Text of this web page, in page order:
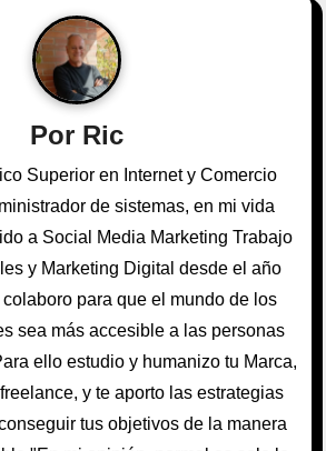
Por Ric
Superior en Internet y Comercio
de sistemas, en mi vida
a Social Media Marketing Trabajo
y Marketing Digital desde el año
para que el mundo de los
sea más accesible a las personas
ello estudio y humanizo tu Marca,
y te aporto las estrategias
tus objetivos de la manera